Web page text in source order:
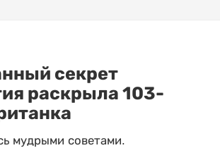
секрет
раскрыла 103-
мудрыми советами.